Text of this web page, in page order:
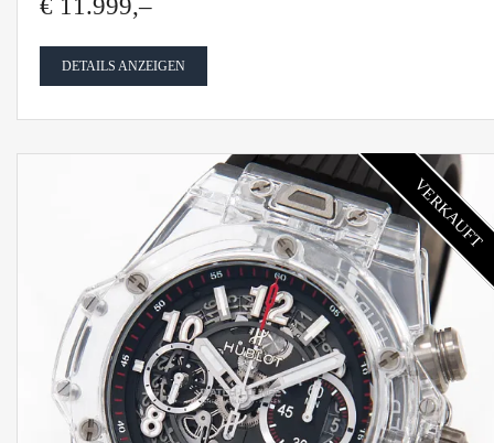
€ 11.999,–
DETAILS ANZEIGEN
VERKAUFT